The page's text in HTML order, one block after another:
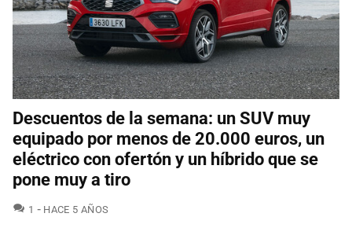
Descuentos de la semana: un SUV muy
equipado por menos de 20.000 euros, un
eléctrico con ofertón y un híbrido que se
pone muy a tiro
1 COMENTARIOS
HACE 5 AÑOS